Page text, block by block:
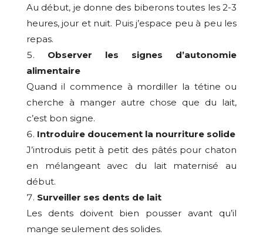
Au début, je donne des biberons toutes les 2-3
heures, jour et nuit. Puis j’espace peu à peu les
repas.
Observer les signes d’autonomie
alimentaire
Quand il commence à mordiller la tétine ou
cherche à manger autre chose que du lait,
c’est bon signe.
Introduire doucement la nourriture solide
J’introduis petit à petit des pâtés pour chaton
en mélangeant avec du lait maternisé au
début.
Surveiller ses dents de lait
Les dents doivent bien pousser avant qu’il
mange seulement des solides.